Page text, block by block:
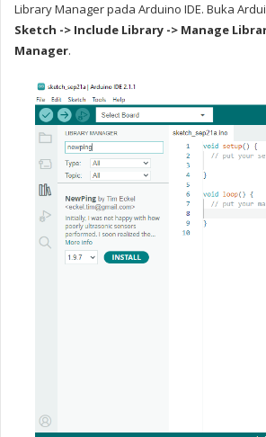
Library Manager pada Arduino IDE. Buka
Sketch -> Include Library -> Manage
Manager.